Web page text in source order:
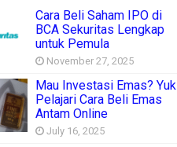
Cara Beli Saham IPO di
BCA Sekuritas Lengkap
untuk Pemula
November 27, 2025
Mau Investasi Emas? Yuk
Pelajari Cara Beli Emas
Antam Online
July 16, 2025